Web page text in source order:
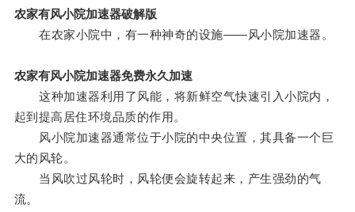
农家有风小院加速器破解版
在农家小院中，有一种神奇的设施——风小院加速器。
农家有风小院加速器免费永久加速
这种加速器利用了风能，将新鲜空气快速引入小院内，
起到提高居住环境品质的作用。
风小院加速器通常位于小院的中央位置，其具备一个巨
大的风轮。
当风吹过风轮时，风轮便会旋转起来，产生强劲的气
流。